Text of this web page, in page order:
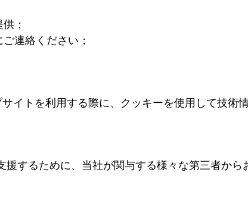
；
連絡ください；
イトを利用する際に、クッキーを使用して技術
するために、当社が関与する様々な第三者から